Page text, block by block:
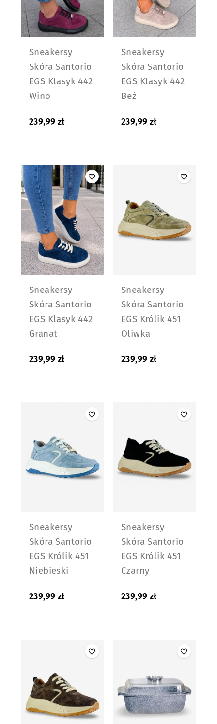
Sneakersy
Skóra Santorio
EGS Klasyk 442
Wino
239,99 zł
Sneakersy
Skóra Santorio
EGS Klasyk 442
Beż
239,99 zł
Sneakersy
Skóra Santorio
EGS Klasyk 442
Granat
239,99 zł
Sneakersy
Skóra Santorio
EGS Królik 451
Oliwka
239,99 zł
Sneakersy
Skóra Santorio
EGS Królik 451
Niebieski
239,99 zł
Sneakersy
Skóra Santorio
EGS Królik 451
Czarny
239,99 zł